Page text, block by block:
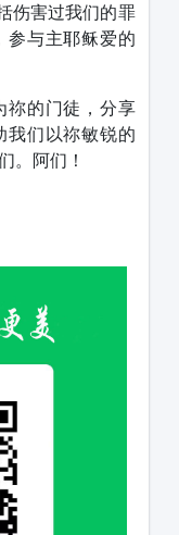
伤害过我们的罪
参与主耶稣爱的
祢的门徒，分享
我们以祢敏锐的
。阿们！